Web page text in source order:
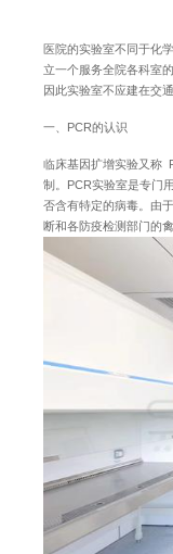
医院的实验室不同于化
立一个服务全院各科室
因此实验室不应建在交
一、PCR的认识
临床基因扩增实验又称
制。PCR实验室是专门
否含有特定的病毒。由
断和各防疫检测部门的禽